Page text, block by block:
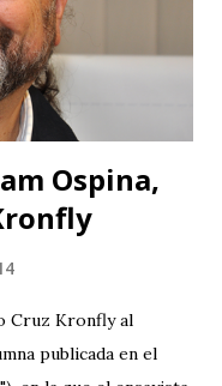
Ospina,
Cruz Kronfly al
publicada en el